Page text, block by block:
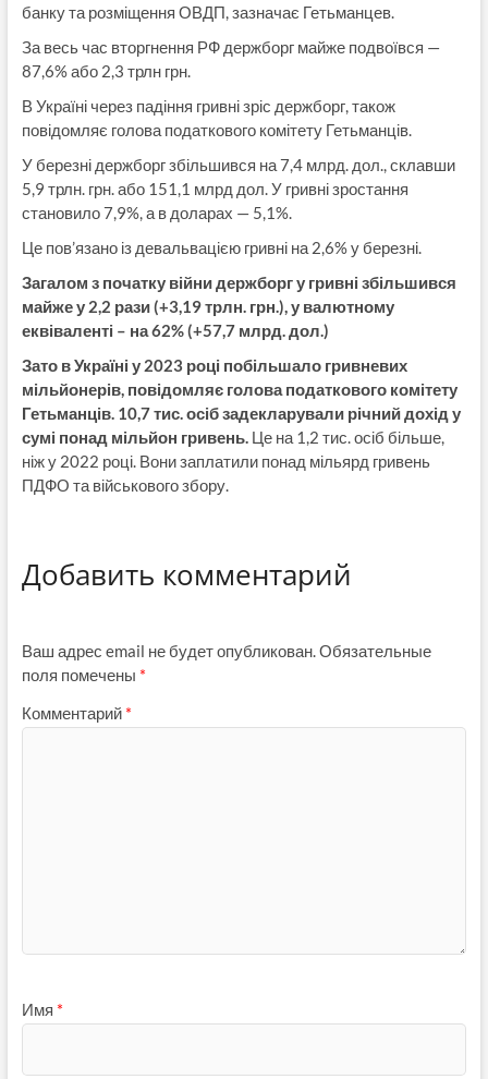
банку та розміщення ОВДП, зазначає Гетьманцев.
За весь час вторгнення РФ держборг майже подвоївся —
87,6% або 2,3 трлн грн.
В Україні через падіння гривні зріс держборг, також
повідомляє голова податкового комітету Гетьманців.
У березні держборг збільшився на 7,4 млрд. дол., склавши
5,9 трлн. грн. або 151,1 млрд дол. У гривні зростання
становило 7,9%, а в доларах — 5,1%.
Це пов’язано із девальвацією гривні на 2,6% у березні.
Загалом з початку війни держборг у гривні збільшився
майже у 2,2 рази (+3,19 трлн. грн.), у валютному
еквіваленті – на 62% (+57,7 млрд. дол.)
Зато в Україні у 2023 році побільшало гривневих
мільйонерів, повідомляє голова податкового комітету
Гетьманців. 10,7 тис. осіб задекларували річний дохід у
сумі понад мільйон гривень.Це на 1,2 тис. осіб більше,
ніж у 2022 році. Вони заплатили понад мільярд гривень
ПДФО та військового збору.
Добавить комментарий
Ваш адрес email не будет опубликован.Обязательные
поля помечены *
Комментарий *
Имя *